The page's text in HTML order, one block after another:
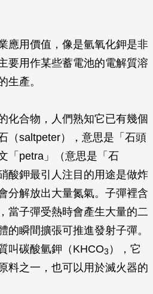
應用價值，像是氫氧化鉀是非
要用作某些蓄電池的電解質溶
生產。
化合物，人們熟知它已有幾個
（saltpeter），意思是「石頭
「petra」（意思是「石
酸鉀最引人注目的用途是做炸
分解放出大量氮氣。子彈裡含
當子彈受熱時會產生大量的二
的瞬間擴張可推進發射子彈。
叫碳酸氫鉀（KHCO3 ），它
料之一，也可以用於滅火器的